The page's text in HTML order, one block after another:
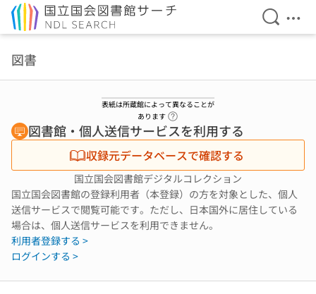
検索を
メ
図書
表紙は所蔵館によって異なることが
あります
図書館・個人送信サービスを利用する
収録元データベースで確認する
国立国会図書館デジタルコレクション
国立国会図書館の登録利用者（本登録）の方を対象とした、個人
送信サービスで閲覧可能です。ただし、日本国外に居住している
場合は、個人送信サービスを利用できません。
利用者登録する >
ログインする >